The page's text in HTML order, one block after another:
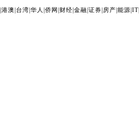
港澳 台湾 华人 侨网 财经 金融 证券 房产 能源 IT|